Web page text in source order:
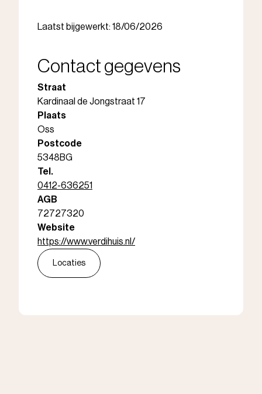
Laatst bijgewerkt: 18/06/2026
Contact gegevens
Straat
Kardinaal de Jongstraat 17
Plaats
Oss
Postcode
5348BG
Tel.
0412-636251
AGB
72727320
Website
https://www.verdihuis.nl/
Locaties